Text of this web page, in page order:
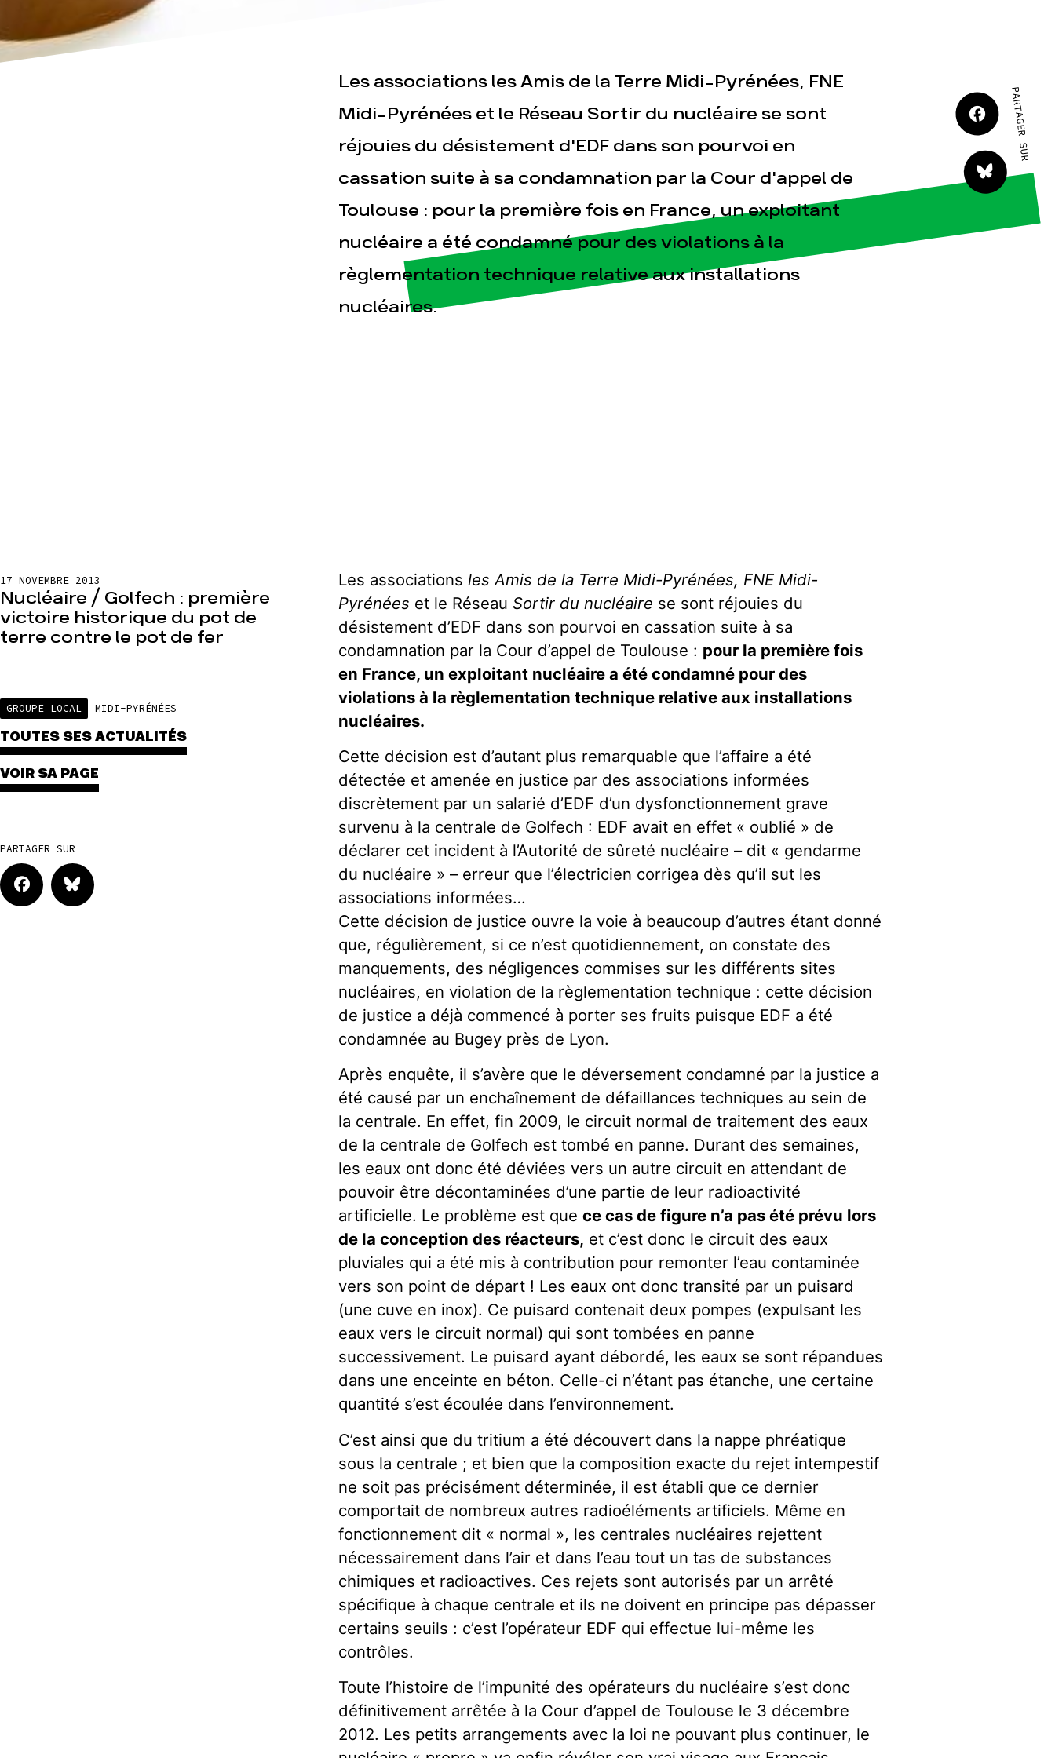
Espace presse Publications Contact
Les associations les Amis de la Terre Midi-Pyrénées, FNE
Midi-Pyrénées et le Réseau Sortir du nucléaire se sont
réjouies du désistement d'EDF dans son pourvoi en
cassation suite à sa condamnation par la Cour d'appel de
Toulouse : pour la première fois en France, un exploitant
nucléaire a été condamné pour des violations à la
règlementation technique relative aux installations
nucléaires.
PARTAGER SUR
17 NOVEMBRE 2013
Nucléaire / Golfech : première
victoire historique du pot de
terre contre le pot de fer
GROUPE LOCAL MIDI-PYRÉNÉES
TOUTES SES ACTUALITÉS
VOIR SA PAGE
PARTAGER SUR
Les associationsles Amis de la Terre Midi-Pyrénées, FNE Midi-
Pyrénées et le Réseau Sortir du nucléaire se sont réjouies du
désistement d’EDF dans son pourvoi en cassation suite à sa
condamnation par la Cour d’appel de Toulouse : pour la première fois
en France, un exploitant nucléaire a été condamné pour des
violations à la règlementation technique relative aux installations
nucléaires.
Cette décision est d’autant plus remarquable que l’affaire a été
détectée et amenée en justice par des associations informées
discrètement par un salarié d’EDF d’un dysfonctionnement grave
survenu à la centrale de Golfech : EDF avait en effet « oublié » de
déclarer cet incident à l’Autorité de sûreté nucléaire – dit « gendarme
du nucléaire » – erreur que l’électricien corrigea dès qu’il sut les
associations informées…
Cette décision de justice ouvre la voie à beaucoup d’autres étant donné
que, régulièrement, si ce n’est quotidiennement, on constate des
manquements, des négligences commises sur les différents sites
nucléaires, en violation de la règlementation technique : cette décision
de justice a déjà commencé à porter ses fruits puisque EDF a été
condamnée au Bugey près de Lyon.
Après enquête, il s’avère que le déversement condamné par la justice a
été causé par un enchaînement de défaillances techniques au sein de
la centrale. En effet, fin 2009, le circuit normal de traitement des eaux
de la centrale de Golfech est tombé en panne. Durant des semaines,
les eaux ont donc été déviées vers un autre circuit en attendant de
pouvoir être décontaminées d’une partie de leur radioactivité
artificielle. Le problème est quece cas de figure n’a pas été prévu lors
de la conception des réacteurs, et c’est donc le circuit des eaux
pluviales qui a été mis à contribution pour remonter l’eau contaminée
vers son point de départ ! Les eaux ont donc transité par un puisard
(une cuve en inox). Ce puisard contenait deux pompes (expulsant les
eaux vers le circuit normal) qui sont tombées en panne
successivement. Le puisard ayant débordé, les eaux se sont répandues
dans une enceinte en béton. Celle-ci n’étant pas étanche, une certaine
quantité s’est écoulée dans l’environnement.
C’est ainsi que du tritium a été découvert dans la nappe phréatique
sous la centrale ; et bien que la composition exacte du rejet intempestif
ne soit pas précisément déterminée, il est établi que ce dernier
comportait de nombreux autres radioéléments artificiels. Même en
fonctionnement dit « normal », les centrales nucléaires rejettent
nécessairement dans l’air et dans l’eau tout un tas de substances
chimiques et radioactives. Ces rejets sont autorisés par un arrêté
spécifique à chaque centrale et ils ne doivent en principe pas dépasser
certains seuils : c’est l’opérateur EDF qui effectue lui-même les
contrôles.
Toute l’histoire de l’impunité des opérateurs du nucléaire s’est donc
définitivement arrêtée à la Cour d’appel de Toulouse le 3 décembre
2012. Les petits arrangements avec la loi ne pouvant plus continuer, le